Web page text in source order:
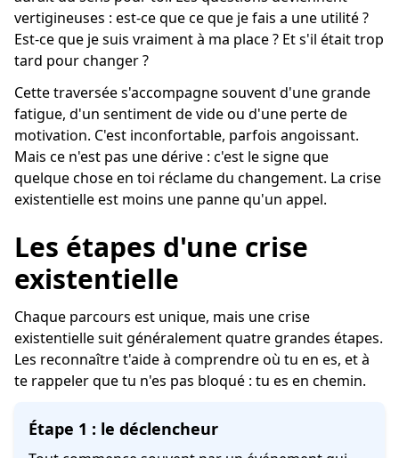
vertigineuses : est-ce que ce que je fais a une utilité ?
Est-ce que je suis vraiment à ma place ? Et s'il était trop
tard pour changer ?
Cette traversée s'accompagne souvent d'une grande
fatigue, d'un sentiment de vide ou d'une perte de
motivation. C'est inconfortable, parfois angoissant.
Mais ce n'est pas une dérive : c'est le signe que
quelque chose en toi réclame du changement. La crise
existentielle est moins une panne qu'un appel.
Les étapes d'une crise
existentielle
Chaque parcours est unique, mais une crise
existentielle suit généralement quatre grandes étapes.
Les reconnaître t'aide à comprendre où tu en es, et à
te rappeler que tu n'es pas bloqué : tu es en chemin.
Étape 1 : le déclencheur